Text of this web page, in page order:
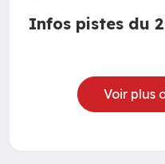
Infos pistes du
Voir plus